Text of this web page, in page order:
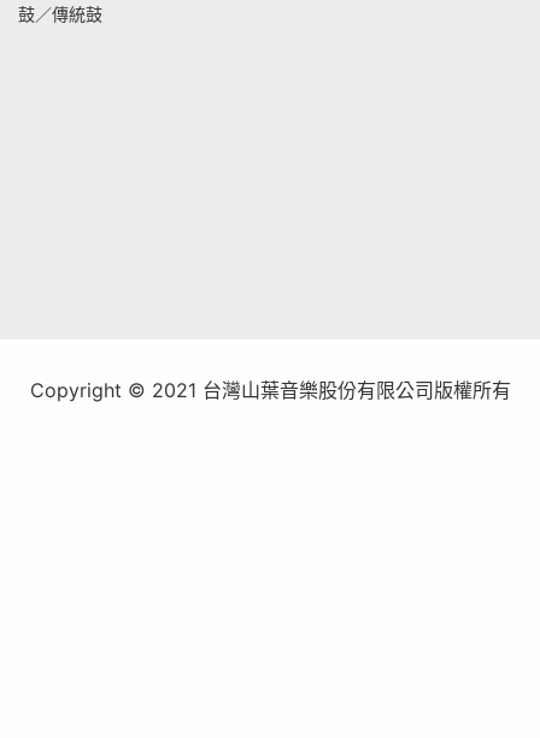
鼓／傳統鼓
Copyright © 2021 台灣山葉音樂股份有限公司版權所有